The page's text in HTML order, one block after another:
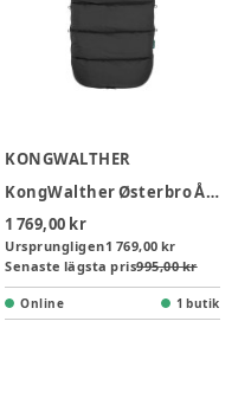
KONGWALTHER
KongWalther Østerbro Åkpåse - Puffer Black
1 769,00 kr
Ursprungligen1 769,00 kr
Senaste lägsta pris995,00 kr
Online 1 butik